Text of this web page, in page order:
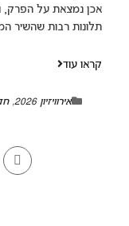
אכן נמצאת על הפרק,
תלונות רבות שהשיר
קראו עוד
אירוויזיון 2026 ,